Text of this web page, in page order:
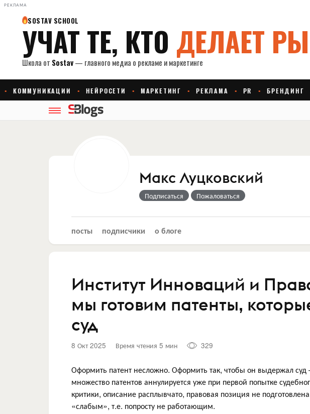
РЕКЛАМА
Макс Луцковский
Подписаться Пожаловаться
посты подписчики о блоге
Институт Инноваций и
мы готовим патенты,
суд
8 Окт 2025 Время чтения 5 мин 329
Оформить патент несложно. Оформить так, чтобы он выдержал суд
множество патентов аннулируется уже при первой попытке
критики, описание расплывчато, правовая позиция не
«слабым», т.е. попросту не работающим.